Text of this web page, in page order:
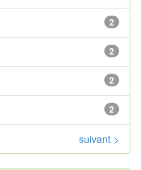
2
2
2
2
suivant >